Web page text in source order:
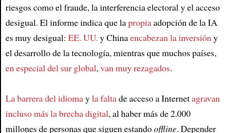
riesgos como el fraude, la interferencia electoral y el acceso
desigual. El informe indica que lapropiaadopción de la IA
es muy desigual: EE. UU. y Chinaencabezan la inversión y
el desarrollo de la tecnología, mientras que muchos países,
en especial del sur global, van muy rezagados.
La barrera del idiomayla faltade acceso a Internetagravan
incluso más la brecha digital, al haber más de 2.000
millones de personas que siguen estandooffline. Depender